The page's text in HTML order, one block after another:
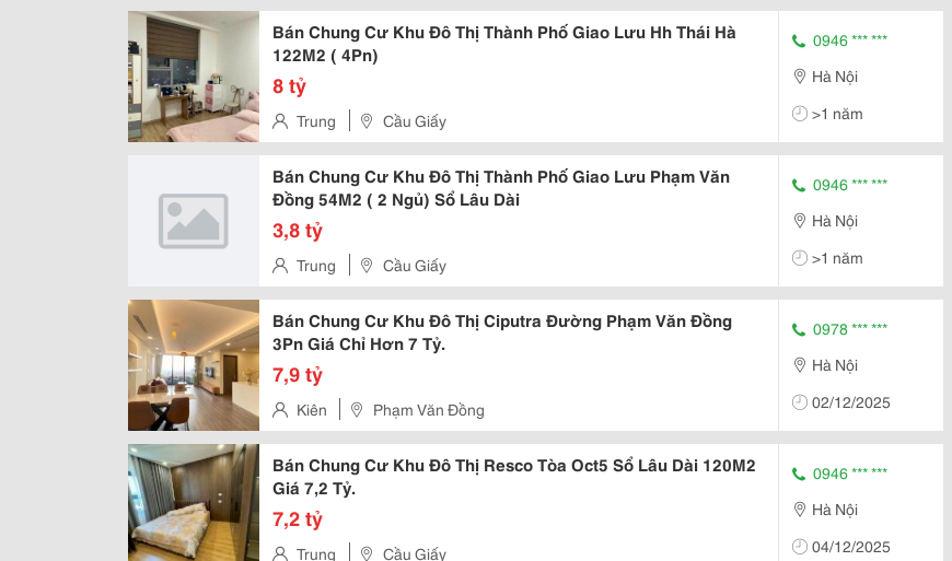
Bán Chung Cư Khu Đô Thị Thành Phố Giao Lưu Hh Thái Hà
122M2 ( 4Pn)
8 tỷ
Trung Cầu Giấy
0946 *** ***
Hà Nội
>1 năm
Bán Chung Cư Khu Đô Thị Thành Phố Giao Lưu Phạm Văn
Đồng 54M2 ( 2 Ngủ) Sổ Lâu Dài
3,8 tỷ
Trung Cầu Giấy
0946 *** ***
Hà Nội
>1 năm
Bán Chung Cư Khu Đô Thị Ciputra Đường Phạm Văn Đồng
3Pn Giá Chỉ Hơn 7 Tỷ.
7,9 tỷ
Kiên Phạm Văn Đồng
0978 *** ***
Hà Nội
02/12/2025
Bán Chung Cư Khu Đô Thị Resco Tòa Oct5 Sổ Lâu Dài 120M2
Giá 7,2 Tỷ.
7,2 tỷ
Trung Cầu Giấy
0946 *** ***
Hà Nội
04/12/2025